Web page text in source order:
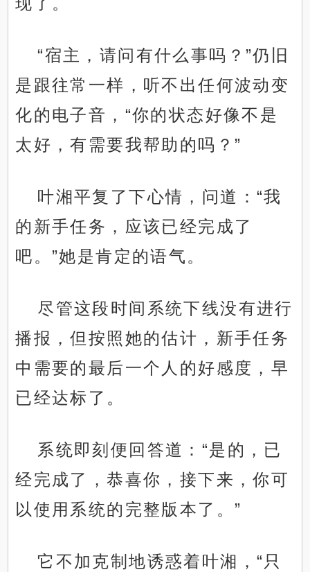
“宿主，请问有什么事吗？”仍旧
是跟往常一样，听不出任何波动变
化的电子音，“你的状态好像不是
太好，有需要我帮助的吗？”
叶湘平复了下心情，问道：“我
的新手任务，应该已经完成了
吧。”她是肯定的语气。
尽管这段时间系统下线没有进行
播报，但按照她的估计，新手任务
中需要的最后一个人的好感度，早
已经达标了。
系统即刻便回答道：“是的，已
经完成了，恭喜你，接下来，你可
以使用系统的完整版本了。”
它不加克制地诱惑着叶湘，“只